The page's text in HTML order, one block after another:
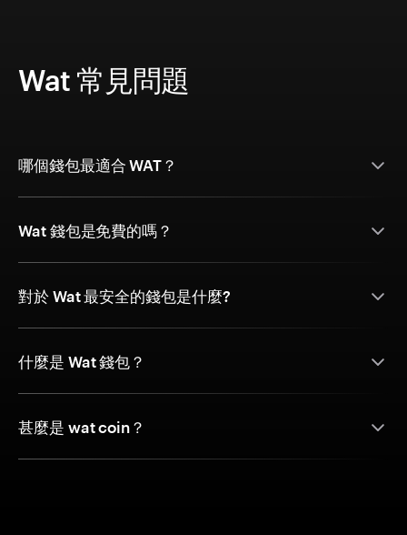
Wat 常見問題
哪個錢包最適合 WAT？
Wat 錢包是免費的嗎？
對於 Wat 最安全的錢包是什麼?
什麼是 Wat 錢包？
甚麼是 wat coin？